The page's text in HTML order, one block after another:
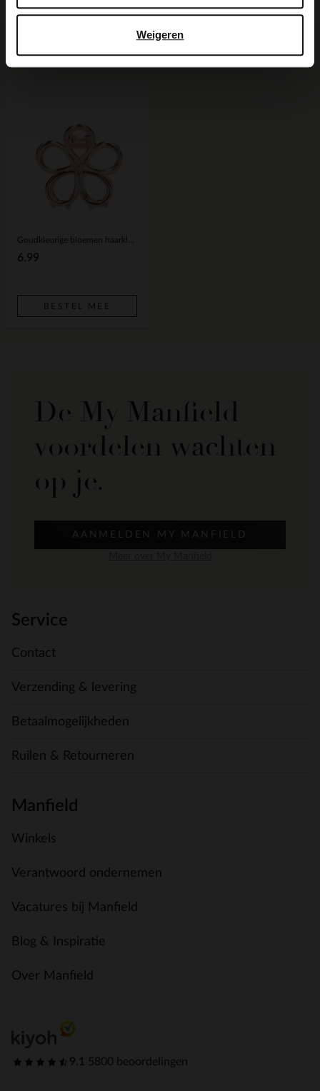
Weigeren
Voor jou erbij gezocht
6.99
BESTEL MEE
De My Manfield
voordelen wachten
op je.
AANMELDEN MY MANFIELD
Service
Contact
Verzending & levering
Betaalmogelijkheden
Ruilen & Retourneren
Manfield
Winkels
Verantwoord ondernemen
Vacatures bij Manfield
Blog & Inspiratie
Over Manfield
9.1 5800 beoordelingen